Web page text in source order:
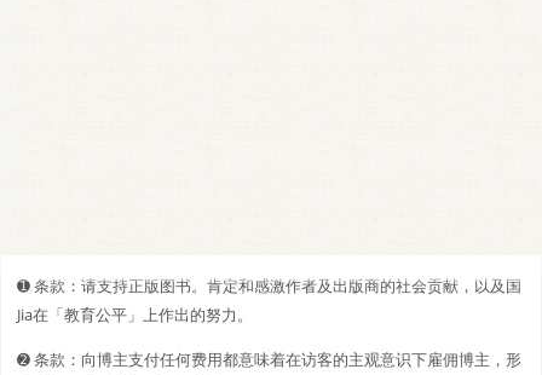
➊️ 条款：请支持正版图书。肯定和感激作者及出版商的社会贡献，以及国
Jia在「教育公平」上作出的努力。
➋️️ 条款：向博主支付任何费用都意味着在访客的主观意识下雇佣博主，形